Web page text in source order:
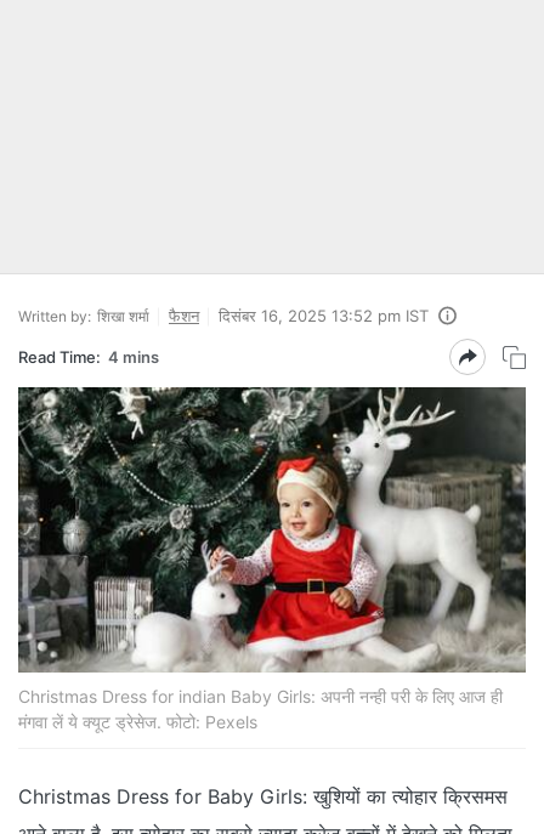
Written by: शिखा शर्मा फैशन दिसंबर 16, 2025 13:52 pm IST
Read Time: 4 mins
Christmas Dress for indian Baby Girls: अपनी नन्‍ही परी के लिए आज ही
मंगवा लें ये क्‍यूट ड्रेसेज. फोटो: Pexels
Christmas Dress for Baby Girls: खुशियों का त्‍योहार क्रिसमस